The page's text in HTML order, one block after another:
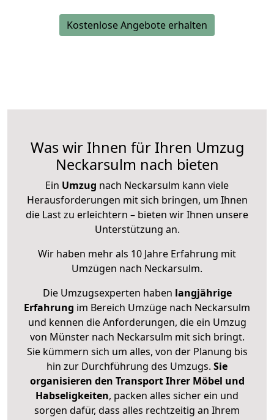
Kostenlose Angebote erhalten
Was wir Ihnen für Ihren Umzug
Neckarsulm nach bieten
Ein Umzug nach Neckarsulm kann viele
Herausforderungen mit sich bringen, um Ihnen
die Last zu erleichtern – bieten wir Ihnen unsere
Unterstützung an.
Wir haben mehr als 10 Jahre Erfahrung mit
Umzügen nach Neckarsulm.
Die Umzugsexperten haben langjährige
Erfahrung im Bereich Umzüge nach Neckarsulm
und kennen die Anforderungen, die ein Umzug
von Münster nach Neckarsulm mit sich bringt.
Sie kümmern sich um alles, von der Planung bis
hin zur Durchführung des Umzugs. Sie
organisieren den Transport Ihrer Möbel und
Habseligkeiten, packen alles sicher ein und
sorgen dafür, dass alles rechtzeitig an Ihrem